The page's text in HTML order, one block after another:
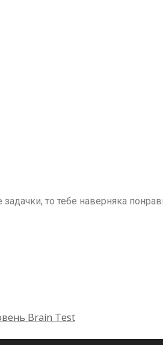
то тебе наверняка
Brain Test